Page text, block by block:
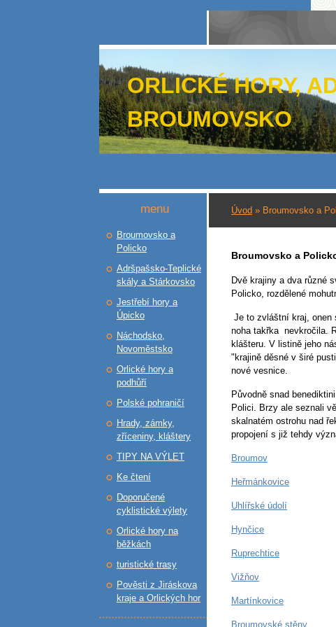
ORLICKÉ HORY,
BROUMOVSKO
Úvod » Broumovsko a
Broumovsko a
Dvě krajiny a dva různé
Policko, rozdělené
Je to zvláštní kraj, onen
noha takřka nevkročila.
klášteru. V listině jeho
"krajině děsné v širé
nové vesnice.
Původně snad
Polici. Brzy ale seznali
skalnatém ostrohu nad
propojení s již tehdy
Broumov
Heřmánkovice
Uhlířské údolí
Hynčice
Ruprechtice
Vižňov
Martínkovice
Broumovské stěny
menu
Broumovsko a
Policko
Adršpašsko-Teplické
skály a Stárkovsko
Jestřebí hory a
Úpicko
Náchodsko,
Novoměstsko
Orlické hory a
podhůří
Polské pohraničí
Hrady, zámky,
zříceniny, kláštery
TIPY NA VÝLET
Ke čtení
Doporučené
cyklistické výlety
Orlické hory na
běžkách
turistické trasy
Pověsti z Jiráskova
kraje a Orlických hor